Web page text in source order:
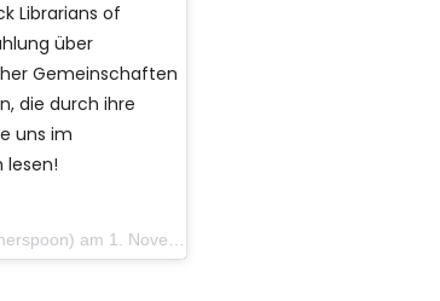
Librarians of
über
Gemeinschaften
die durch ihre
uns im
lesen!
1. November 2019 um 7:57 Uhr PDT